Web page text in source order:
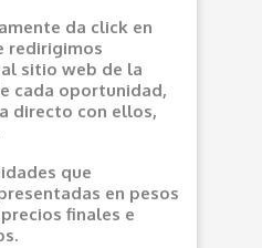
da click en
redirigimos
sitio web de la
cada oportunidad,
directo con ellos,
que
en pesos
finales e